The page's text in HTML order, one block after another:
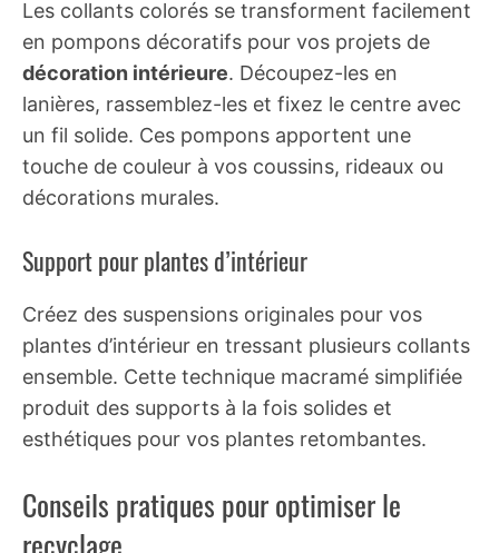
Les collants colorés se transforment facilement
en pompons décoratifs pour vos projets de
décoration intérieure. Découpez-les en
lanières, rassemblez-les et fixez le centre avec
un fil solide. Ces pompons apportent une
touche de couleur à vos coussins, rideaux ou
décorations murales.
Support pour plantes d’intérieur
Créez des suspensions originales pour vos
plantes d’intérieur en tressant plusieurs collants
ensemble. Cette technique macramé simplifiée
produit des supports à la fois solides et
esthétiques pour vos plantes retombantes.
Conseils pratiques pour optimiser le
recyclage